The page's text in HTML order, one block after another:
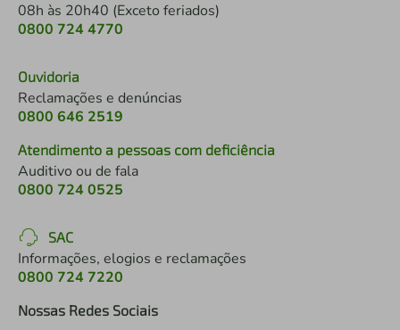
08h às 20h40 (Exceto feriados)
0800 724 4770
Ouvidoria
Reclamações e denúncias
0800 646 2519
Atendimento a pessoas com deficiência
Auditivo ou de fala
0800 724 0525
SAC
Informações, elogios e reclamações
0800 724 7220
Nossas Redes Sociais